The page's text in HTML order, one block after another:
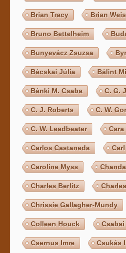
Brian Tracy Brian
Bruno Bettelheim
Bunyevácz Zsuzsa
Bácskai Júlia Bálint
Bánki M. Csaba C. G.
C. J. Roberts C. W.
C. W. Leadbeater
Carlos Castaneda
Caroline Myss
Charles Berlitz
Chrissie Gallagher-Mundy
Colleen Houck Csabai
Csernus Imre Csukás